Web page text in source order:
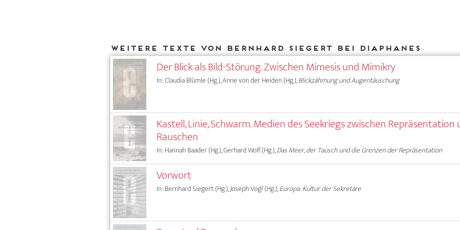
Weitere Texte von Bernhard Siegert bei DIAPHANES
Der Blick als Bild-Störung. Zwischen Mimesis und Mimikry
In: Claudia Blümle (Hg.), Anne von der Heiden (Hg.),Blickzähmung und Augentäuschung
Kastell, Linie, Schwarm. Medien des Seekriegs zwischen Repräsentation
Rauschen
In: Hannah Baader (Hg.), Gerhard Wolf (Hg.),Das Meer, der Tausch und die Grenzen der Repräsentation
Vorwort
In: Bernhard Siegert (Hg.), Joseph Vogl (Hg.),Europa: Kultur der Sekretäre